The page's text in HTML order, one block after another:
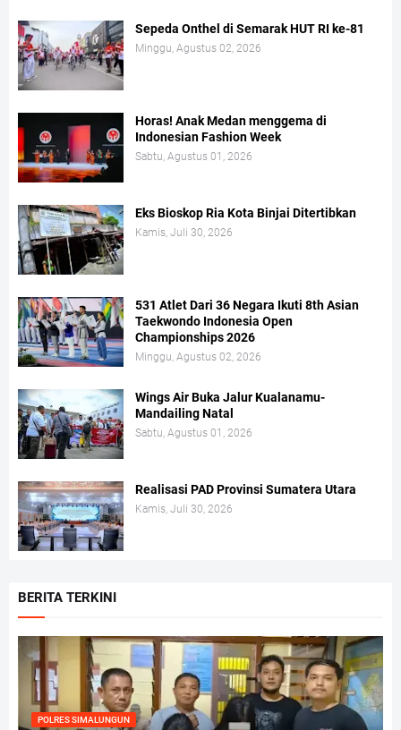
Sepeda Onthel di Semarak HUT RI ke-81
Minggu, Agustus 02, 2026
Horas! Anak Medan menggema di
Indonesian Fashion Week
Sabtu, Agustus 01, 2026
Eks Bioskop Ria Kota Binjai Ditertibkan
Kamis, Juli 30, 2026
531 Atlet Dari 36 Negara Ikuti 8th Asian
Taekwondo Indonesia Open
Championships 2026
Minggu, Agustus 02, 2026
Wings Air Buka Jalur Kualanamu-
Mandailing Natal
Sabtu, Agustus 01, 2026
Realisasi PAD Provinsi Sumatera Utara
Kamis, Juli 30, 2026
BERITA TERKINI
POLRES SIMALUNGUN